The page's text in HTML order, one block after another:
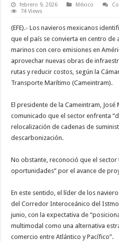
febrero 9, 2026 México
74 Views
(EFE).- Los navieros mexicanos
que el país se convierta en centro
marinos con cero emisiones en
aprovechar nuevas obras de
rutas y reducir costos, según la
Transporte Marítimo (Cameintram).
El presidente de la Cameintram, José
comunicado que el sector enfrenta
relocalización de cadenas de
descarbonización.
No obstante, reconoció que el sector
oportunidades” por el avance de
En este sentido, el líder de los
del Corredor Interoceánico del
junio, con la expectativa de
multimodal como una alternativa
comercio entre Atlántico y Pacífico”.